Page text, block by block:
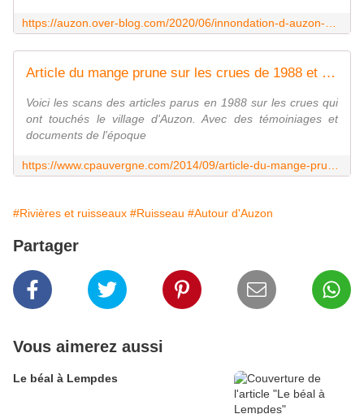
Article du mange prune sur les crues de 1988 et 1930 - L'Auvergne Vue par Papou Poustache
Voici les scans des articles parus en 1988 sur les crues qui
ont touchés le village d'Auzon. Avec des témoiniages et
documents de l'époque
#Rivières et ruisseaux #Ruisseau #Autour d'Auzon
Partager
Vous aimerez aussi
Le béal à Lempdes